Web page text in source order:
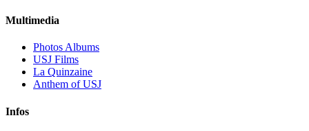
Multimedia
Photos Albums
USJ Films
La Quinzaine
Anthem of USJ
Infos